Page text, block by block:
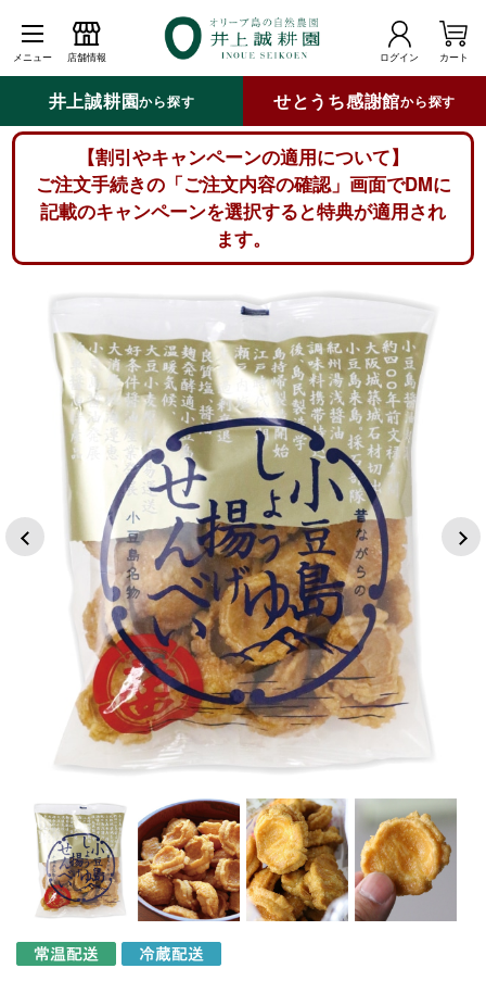
メニュー 店舗情報 ログイン カート
井上誠耕園から探す せとうち感謝館から探す
【割引やキャンペーンの適用について】
ご注文手続きの「ご注文内容の確認」画面でDMに
記載のキャンペーンを選択すると特典が適用され
ます。